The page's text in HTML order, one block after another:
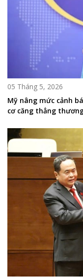
05 Tháng 5, 2026
Mỹ nâng mức cảnh
cơ căng thẳng